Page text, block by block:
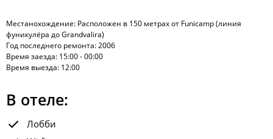
Местанохождение: Расположен в 150 метрах от Funicamp (линия
фуникулёра до Grandvalira)
Год последнего ремонта: 2006
Время заезда: 15:00 - 00:00
Время выезда: 12:00
В отеле:
Лобби